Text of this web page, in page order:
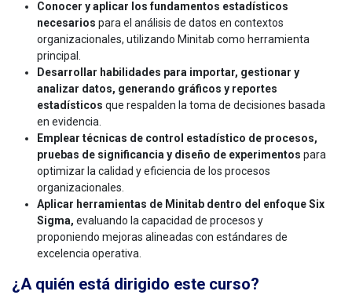
Conocer y aplicar los fundamentos estadísticos
necesarios para el análisis de datos en contextos
organizacionales, utilizando Minitab como herramienta
principal.
Desarrollar habilidades para importar, gestionar y
analizar datos, generando gráficos y reportes
estadísticos que respalden la toma de decisiones basada
en evidencia.
Emplear técnicas de control estadístico de procesos,
pruebas de significancia y diseño de experimentos para
optimizar la calidad y eficiencia de los procesos
organizacionales.
Aplicar herramientas de Minitab dentro del enfoque Six
Sigma, evaluando la capacidad de procesos y
proponiendo mejoras alineadas con estándares de
excelencia operativa.
¿A quién está dirigido este curso?